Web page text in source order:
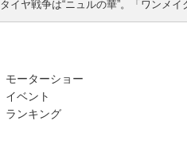
タイヤ戦争は“ニュルの華”。「ワンメ
モーターショー
イベント
ランキング